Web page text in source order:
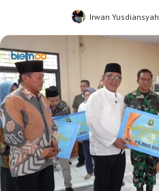
Irwan Yusdiansyah